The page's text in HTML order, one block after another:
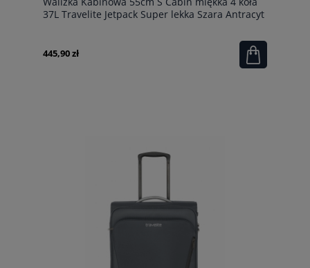
37L Travelite Jetpack Super lekka Szara Antracyt
445,90 zł